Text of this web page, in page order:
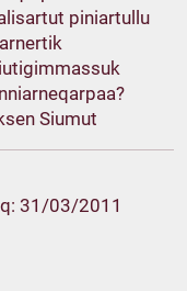
piniartullu
Siumut
31/03/2011